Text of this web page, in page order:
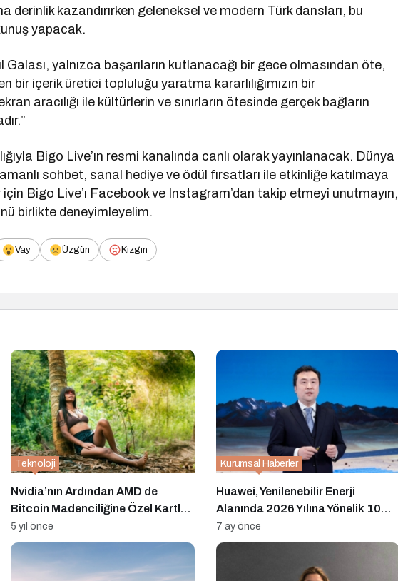
derinlik kazandırırken geleneksel ve modern Türk dansları, bu
yapacak.
Galası, yalnızca başarıların kutlanacağı bir gece olmasından öte,
bir içerik üretici topluluğu yaratma kararlılığımızın bir
aracılığı ile kültürlerin ve sınırların ötesinde gerçek bağların
Bigo Live’ın resmi kanalında canlı olarak yayınlanacak. Dünya
sohbet, sanal hediye ve ödül fırsatları ile etkinliğe katılmaya
Bigo Live’ı Facebook ve Instagram’dan takip etmeyi unutmayın,
birlikte deneyimleyelim.
Vay Üzgün Kızgın
Nvidia’nın Ardından AMD de
Bitcoin Madenciliğine Özel Kartlar
Çıkarabilir
Teknoloji
5 yıl önce
Huawei, Yenilenebilir Enerji
Alanında 2026 Yılına Yönelik 10
Temel Trendi Belirledi
Kurumsal Haberler
7 ay önce